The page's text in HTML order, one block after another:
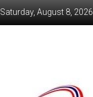
Saturday, August 8, 2026